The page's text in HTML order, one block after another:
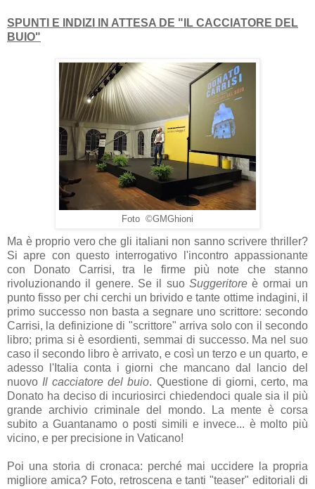
SPUNTI E INDIZI IN ATTESA DE "IL CACCIATORE DEL
BUIO"
Foto ©GMGhioni
Ma è proprio vero che gli italiani non sanno scrivere thriller?
Si apre con questo interrogativo l'incontro appassionante
con Donato Carrisi, tra le firme più note che stanno
rivoluzionando il genere. Se il suo Suggeritore è ormai un
punto fisso per chi cerchi un brivido e tante ottime indagini, il
primo successo non basta a segnare uno scrittore: secondo
Carrisi, la definizione di "scrittore" arriva solo con il secondo
libro; prima si è esordienti, semmai di successo. Ma nel suo
caso il secondo libro è arrivato, e così un terzo e un quarto, e
adesso l'Italia conta i giorni che mancano dal lancio del
nuovo Il cacciatore del buio. Questione di giorni, certo, ma
Donato ha deciso di incuriosirci chiedendoci quale sia il più
grande archivio criminale del mondo. La mente è corsa
subito a Guantanamo o posti simili e invece... è molto più
vicino, e per precisione in Vaticano!
Poi una storia di cronaca: perché mai uccidere la propria
migliore amica? Foto, retroscena e tanti "teaser" editoriali di